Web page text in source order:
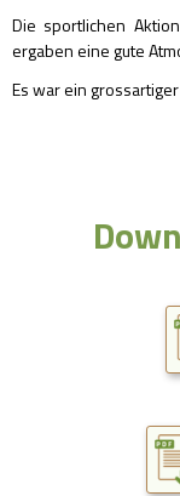
Die sportlichen
ergaben eine gute
Es war ein grossartiger